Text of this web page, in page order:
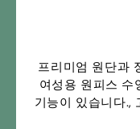
프리미엄 원단과
여성용 원피스 수
기능이 있습니다.,